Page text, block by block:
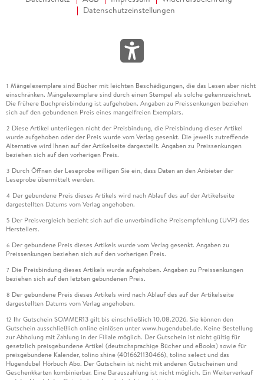
Datenschutzeinstellungen
1 Mängelexemplare sind Bücher mit leichten Beschädigungen, die das Lesen aber nicht
einschränken. Mängelexemplare sind durch einen Stempel als solche gekennzeichnet.
Die frühere Buchpreisbindung ist aufgehoben. Angaben zu Preissenkungen beziehen
sich auf den gebundenen Preis eines mangelfreien Exemplars.
2 Diese Artikel unterliegen nicht der Preisbindung, die Preisbindung dieser Artikel
wurde aufgehoben oder der Preis wurde vom Verlag gesenkt. Die jeweils zutreffende
Alternative wird Ihnen auf der Artikelseite dargestellt. Angaben zu Preissenkungen
beziehen sich auf den vorherigen Preis.
3 Durch Öffnen der Leseprobe willigen Sie ein, dass Daten an den Anbieter der
Leseprobe übermittelt werden.
4 Der gebundene Preis dieses Artikels wird nach Ablauf des auf der Artikelseite
dargestellten Datums vom Verlag angehoben.
5 Der Preisvergleich bezieht sich auf die unverbindliche Preisempfehlung (UVP) des
Herstellers.
6 Der gebundene Preis dieses Artikels wurde vom Verlag gesenkt. Angaben zu
Preissenkungen beziehen sich auf den vorherigen Preis.
7 Die Preisbindung dieses Artikels wurde aufgehoben. Angaben zu Preissenkungen
beziehen sich auf den letzten gebundenen Preis.
8 Der gebundene Preis dieses Artikels wird nach Ablauf des auf der Artikelseite
dargestellten Datums vom Verlag angehoben.
12 Ihr Gutschein SOMMER13 gilt bis einschließlich 10.08.2026. Sie können den
Gutschein ausschließlich online einlösen unter www.hugendubel.de. Keine Bestellung
zur Abholung mit Zahlung in der Filiale möglich. Der Gutschein ist nicht gültig für
gesetzlich preisgebundene Artikel (deutschsprachige Bücher und eBooks) sowie für
preisgebundene Kalender, tolino shine (4016621130466), tolino select und das
Hugendubel Hörbuch Abo. Der Gutschein ist nicht mit anderen Gutscheinen und
Geschenkkarten kombinierbar. Eine Barauszahlung ist nicht möglich. Ein Weiterverkauf